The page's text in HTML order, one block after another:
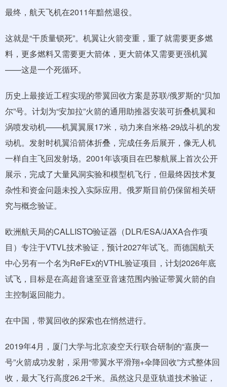
最终，航天飞机在2011年黯然退役。
这就是“干质量锁死”。机翼让火箭变重，重了就需要更多燃
料，更多燃料又需要更大箭体，更大箭体又需要更强机翼
——这是一个死循环。
历史上最接近工程实现的带翼回收方案是苏联/俄罗斯的“贝加
尔”号。计划为“安加拉”火箭的通用助推器安装可折叠机翼和
涡喷发动机——机翼翼展17米，动力来自米格-29战斗机的发
动机。发射时机翼沿箭体折叠，完成任务后展开，像无人机
一样自主飞回发射场。2001年该项目在巴黎航展上首次公开
展示，完成了大量风洞实验和模型机飞行，但最终因技术复
杂性和资金问题未投入实际应用。俄罗斯目前仍保留相关研
究与概念验证。
欧洲航天局的CALLISTO验证器（DLR/ESA/JAXA合作项
目）专注于VTVL技术验证，预计2027年试飞。而德国航天
中心另有一个名为ReFEx的VTHL验证项目，计划2026年底
试飞，目标是在高超音速至亚音速范围内验证带翼火箭的自
主控制返回能力。
在中国，带翼回收的探索也在悄然进行。
2019年4月，厦门大学与北京凌空天行联合研制的“嘉庚一
号”火箭成功发射，采用“带翼水平滑翔+伞降回收”方式整体回
收，最大飞行高度26.2千米。虽然这只是亚轨道技术验证，